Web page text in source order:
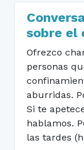
sobre el
Ofrezco
personas
aburridas.
Si te
hablamos.
las tardes